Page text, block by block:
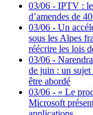
03/06 - IPTV :
d’amendes de
03/06 - Un
sous les Alpes
réécrire les lois
03/06 -
de juin : un
être abordé
03/06 - « Le
Microsoft